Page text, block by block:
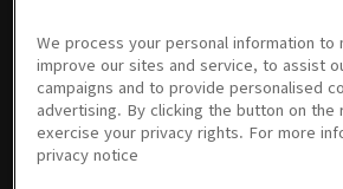
07/31/2026
3부 • 45
분
07/31/2026
2부 • 1시
간 7분
07/31/2026
1부 • 46
분
07/30/
3부 • 45
분
We process your personal information to
improve our sites and service, to assist
campaigns and to provide personalised
advertising. By clicking the button on the
exercise your privacy rights. For more
privacy notice